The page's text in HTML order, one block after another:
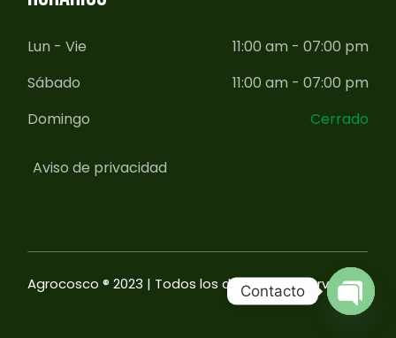
Lun - Vie
11:00 am - 07:00 pm
Sábado
11:00 am - 07:00 pm
Domingo
Cerrado
Aviso de privacidad
Agrocosco ® 2023 | Todos los derechos reservados
Contacto